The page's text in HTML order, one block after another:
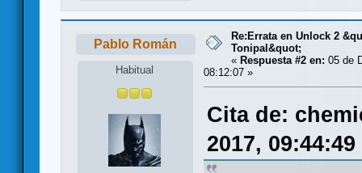
Pablo Román
Habitual
Re:Errata en Unlock 2
Tonipal&quot;
« Respuesta #2 en: 05 de
08:12:07 »
Cita de:
2017, 09:44:49